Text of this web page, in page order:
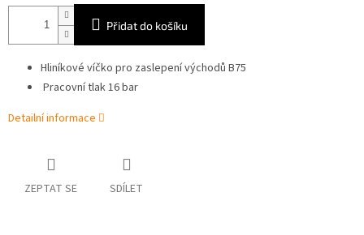
Přidat do košíku
Hliníkové víčko pro zaslepení východů B75
Pracovní tlak 16 bar
Detailní informace
ZEPTAT SE SDÍLET